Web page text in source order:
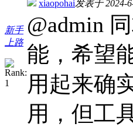
新手
上路
xiaopohai发表于 2024-
@admin
能，希望
用起来确
用，但工